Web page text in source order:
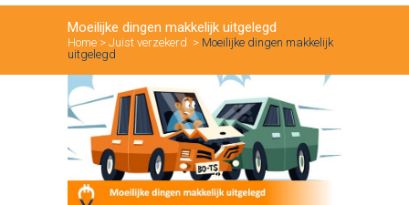
Moeilijke dingen makkelijk uitgelegd
Home > Juist verzekerd > Moeilijke dingen makkelijk
uitgelegd